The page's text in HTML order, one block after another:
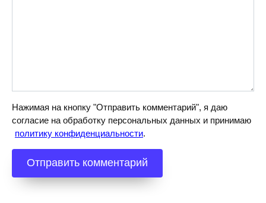
Нажимая на кнопку "Отправить комментарий", я даю
согласие на обработку персональных данных и принимаю
политику конфиденциальности.